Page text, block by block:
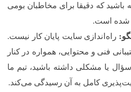
باشید که دقیقا برای مخاطبان بومی
شده است.
راه‌اندازی سایت پایان کار نیست.
فنی و محتوایی، همواره در کنار
یا مشکلی داشته باشید، تیم ما
کامل به آن رسیدگی می‌کند.